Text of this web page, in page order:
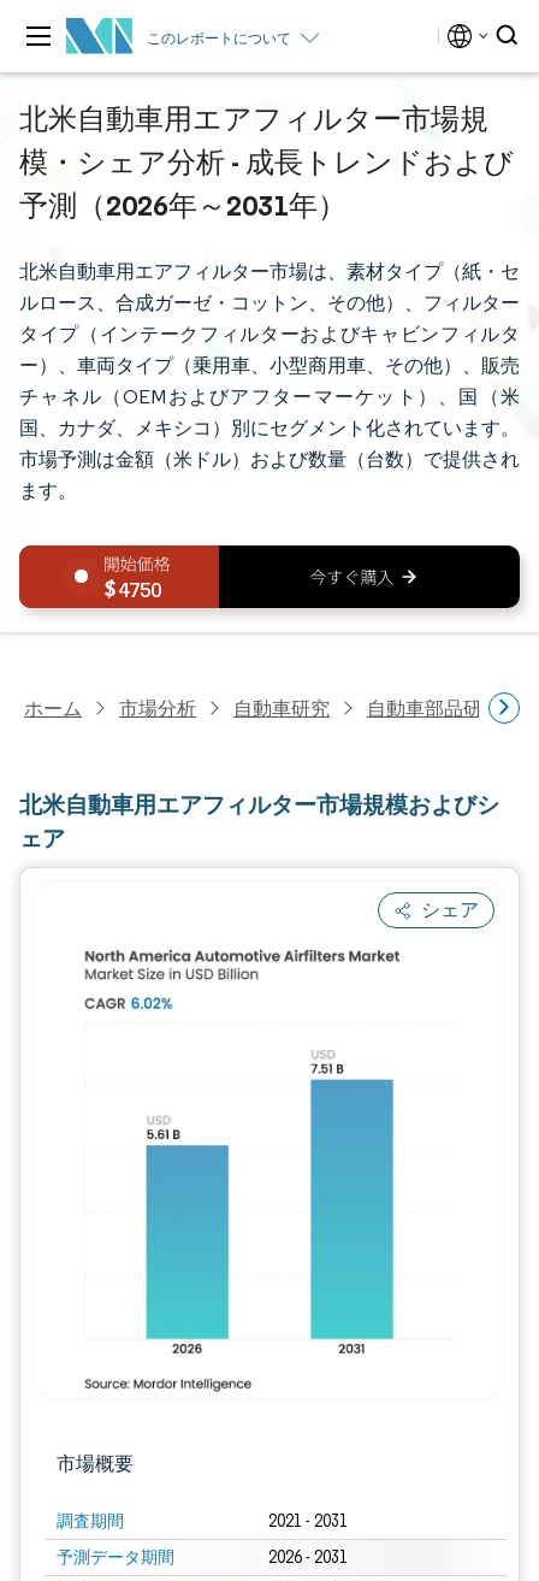
このレポートについて
北米自動車用エアフィルター市場規
模・シェア分析 - 成長トレンドおよび
予測（2026年～2031年）
北米自動車用エアフィルター市場は、素材タイプ（紙・セ
ルロース、合成ガーゼ・コットン、その他）、フィルター
タイプ（インテークフィルターおよびキャビンフィルタ
ー）、車両タイプ（乗用車、小型商用車、その他）、販売
チャネル（OEMおよびアフターマーケット）、国（米
国、カナダ、メキシコ）別にセグメント化されています。
市場予測は金額（米ドル）および数量（台数）で提供され
ます。
4750
ホーム 市場分析 自動車研究 自動車部品研究
北米自動車用エアフィルター市場規模およびシ
ェア
シェア
市場概要
調査期間 2021 - 2031
予測データ期間 2026 - 2031